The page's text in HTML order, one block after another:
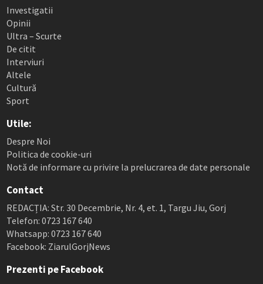
Investigatii
Opinii
Ultra – Scurte
De citit
Interviuri
Altele
Cultură
Sport
Utile:
Despre Noi
Politica de cookie-uri
Notă de informare cu privire la prelucrarea de date personale
Contact
REDACȚIA: Str. 30 Decembrie, Nr. 4, et. 1, Targu Jiu, Gorj
Telefon: 0723 167 640
Whatsapp: 0723 167 640
Facebook: ZiarulGorjNews
Prezenti pe Facebook